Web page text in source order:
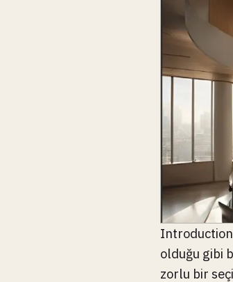
Introduction
olduğu gibi
zorlu bir